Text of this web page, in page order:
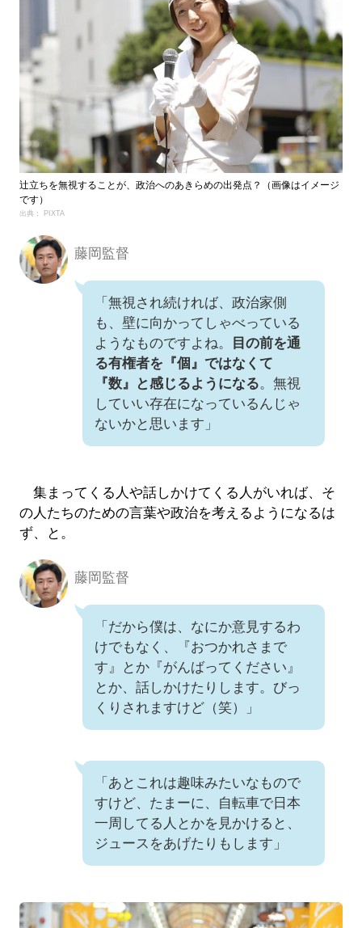
辻立ちを無視することが、政治へのあきらめの出発点？（画像はイメージ
です）
出典： PIXTA
藤岡監督
「無視され続ければ、政治家側
も、壁に向かってしゃべっている
ようなものですよね。
目の前を通
る有権者を『個』ではなくて
『数』と感じるようになる。無視
していい存在になっているんじゃ
ないかと思います」
集まってくる人や話しかけてくる人がいれば、そ
の人たちのための言葉や政治を考えるようになるは
ず、と。
藤岡監督
「だから僕は、なにか意見するわ
けでもなく、『おつかれさまで
す』とか『がんばってください』
とか、話しかけたりします。びっ
くりされますけど（笑）」
「あとこれは趣味みたいなもので
すけど、たまーに、自転車で日本
一周してる人とかを見かけると、
ジュースをあげたりもします」